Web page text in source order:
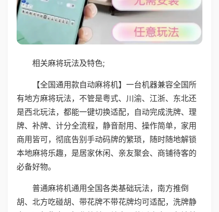
相关麻将玩法及特色;
【全国通用款自动麻将机】一台机器兼容全国所
有地方麻将玩法，不管是粤式、川渝、江浙、东北还
是西北玩法，都能一键切换适配，自动完成洗牌、理
牌、补牌、计分全流程，静音耐用、操作简单，家用
商用皆可，彻底告别手动码牌的繁琐，随时随地解锁
本地麻将乐趣，是居家休闲、亲友聚会、商铺待客的
必备好物。
普通麻将机通用全国各类基础玩法，南方推倒
胡、北方吃碰胡、带花牌不带花牌均可适配，洗牌静